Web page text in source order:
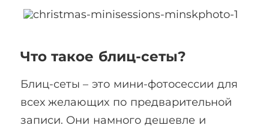
Что такое блиц-сеты?
Блиц-сеты – это мини-фотосессии для
всех желающих по предварительной
записи. Они намного дешевле и